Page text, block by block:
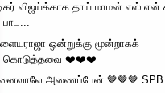
விஜய்க்காக தாய் மாமன்
பாட...
ஒன்றுக்கு மூன்றாகக்
கொடுத்தவை ❤️❤️❤️
அணைப்பேன் 🤎🤎🤎 SPB